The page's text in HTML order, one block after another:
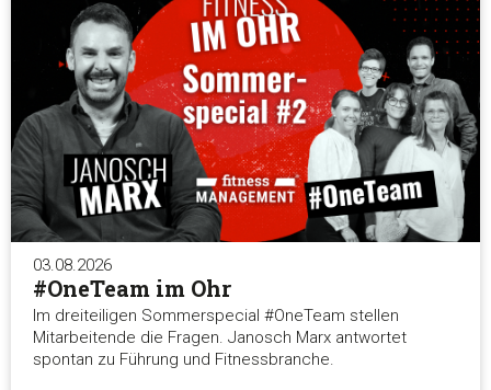
03.08.2026
#OneTeam im Ohr
Im dreiteiligen Sommerspecial #OneTeam stellen
Mitarbeitende die Fragen. Janosch Marx antwortet
spontan zu Führung und Fitnessbranche.